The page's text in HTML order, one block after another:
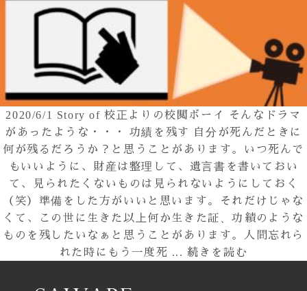
2020/6/1 Story of 校正よりの校閲ボーイ
そんなドラマ
があったような・・・ 功績を残す 自分が死んだときに
何が残るだろうか？と思うことがあります。いつ死んで
もいいように、財産は整理して、遺言書を書いておい
て、見られたくないものは見られないようにしておく
（笑）準備をした方がいいと思います。それだけじゃな
くて、この世に生きた以上何か生きた証、功績のような
ものを残したいなぁと思うことがあります。人間忘れら
れた時にもう一度死 ...続きを読む